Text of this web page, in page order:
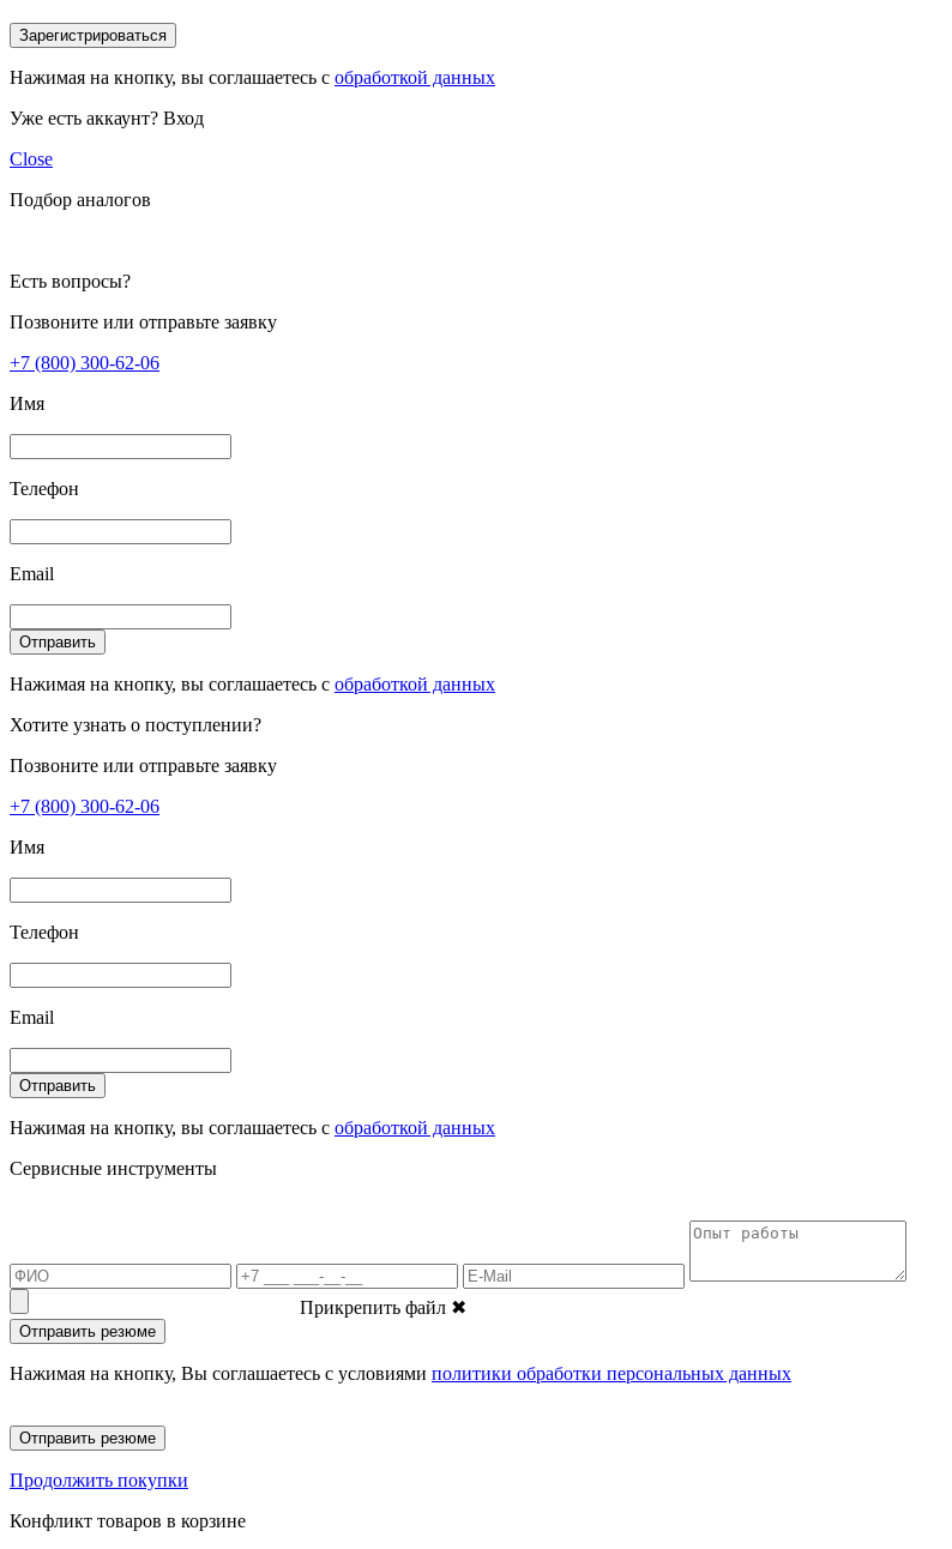
Зарегистрироваться
Нажимая на кнопку, вы соглашаетесь с обработкой данных
Уже есть аккаунт? Вход
Close
Подбор аналогов
Есть вопросы?
Позвоните или отправьте заявку
+7 (800) 300-62-06
Имя
Телефон
Email
Отправить
Нажимая на кнопку, вы соглашаетесь с обработкой данных
Хотите узнать о поступлении?
Позвоните или отправьте заявку
+7 (800) 300-62-06
Имя
Телефон
Email
Отправить
Нажимая на кнопку, вы соглашаетесь с обработкой данных
Сервисные инструменты
Прикрепить файл ✖
Отправить резюме
Нажимая на кнопку, Вы соглашаетесь с условиями политики обработки персональных данных
Отправить резюме
Продолжить покупки
Конфликт товаров в корзине